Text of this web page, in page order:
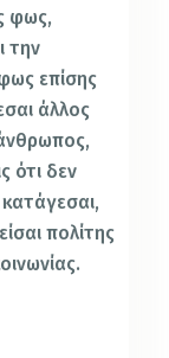
φως,
την
επίσης
άλλος
ότι δεν
πολίτης